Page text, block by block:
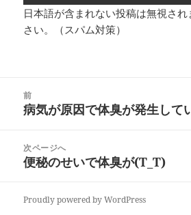
日本語が含まれない投稿は無視さ
さい。（スパム対策）
前
前
投
稿:
病気が原因で体臭が発生して
次ページへ
次
投
便秘のせいで体臭が(T_T)
Proudly powered by WordPress